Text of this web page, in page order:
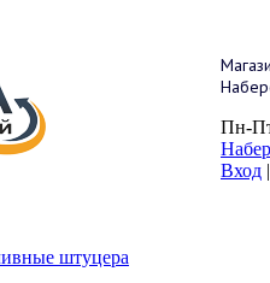
Пн-
Вход |
штуцера